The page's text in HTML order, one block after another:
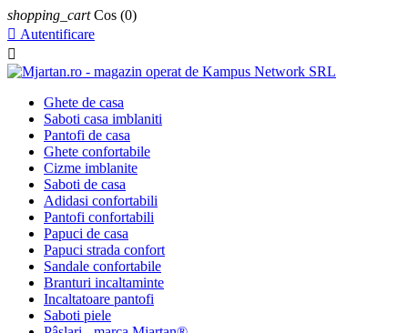
shopping_cart Cos (0)
 Autentificare

Ghete de casa
Saboti casa imblaniti
Pantofi de casa
Ghete confortabile
Cizme imblanite
Saboti de casa
Adidasi confortabili
Pantofi confortabili
Papuci de casa
Papuci strada confort
Sandale confortabile
Branturi incaltaminte
Incaltatoare pantofi
Saboti piele